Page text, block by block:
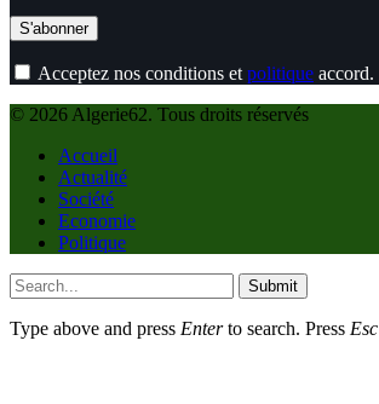
Acceptez nos conditions et politique accord.
© 2026 Algerie62. Tous droits réservés
Accueil
Actualité
Société
Economie
Politique
Submit
Type above and press Enterto search. Press Esc